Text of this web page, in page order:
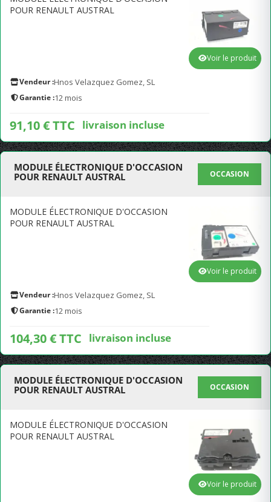
POUR RENAULT AUSTRAL
Vendeur :Hnos Velazquez Gomez, SL
Garantie :12 mois
91,10 € TTC livraison incluse
Voir le produit
MODULE ÉLECTRONIQUE D'OCCASION
POUR RENAULT AUSTRAL
OCCASION
MODULE ÉLECTRONIQUE D'OCCASION
POUR RENAULT AUSTRAL
Vendeur :Hnos Velazquez Gomez, SL
Garantie :12 mois
104,30 € TTC livraison incluse
Voir le produit
MODULE ÉLECTRONIQUE D'OCCASION
POUR RENAULT AUSTRAL
OCCASION
MODULE ÉLECTRONIQUE D'OCCASION
POUR RENAULT AUSTRAL
Voir le produit